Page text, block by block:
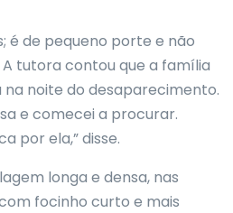
é de pequeno porte e não
tutora contou que a família
na noite do desaparecimento.
e comecei a procurar.
por ela,” disse.
longa e densa, nas
focinho curto e mais